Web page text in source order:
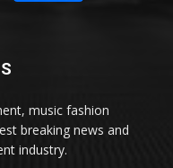
music fashion
breaking news and
industry.